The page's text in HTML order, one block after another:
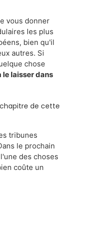
vous donner
les plus
bien qu'il
autres. Si
chose
le laisser dans
de cette
tribunes
le prochain
des choses
coûte un